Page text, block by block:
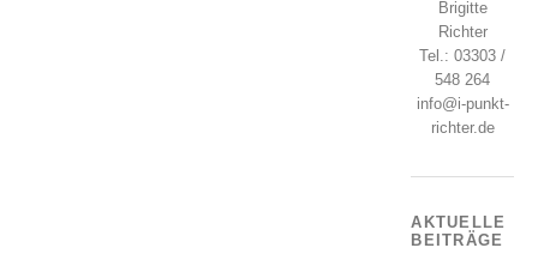
Brigitte
Richter
Tel.: 03303 /
548 264
info@i-punkt-
richter.de
AKTUELLE
BEITRÄGE